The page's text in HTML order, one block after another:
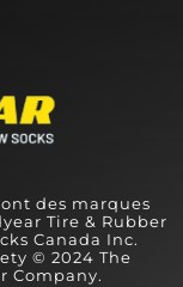
des marques
Tire & Rubber
Canada Inc.
© 2024 The
Company.